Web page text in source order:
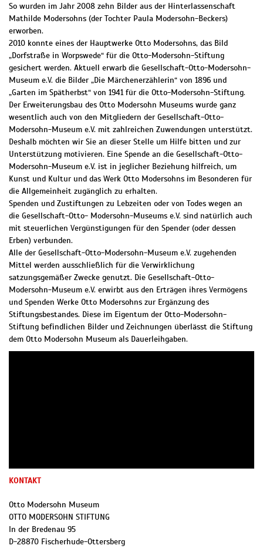
So wurden im Jahr 2008 zehn Bilder aus der Hinterlassenschaft
Mathilde Modersohns (der Tochter Paula Modersohn-Beckers)
erworben.
2010 konnte eines der Hauptwerke Otto Modersohns, das Bild
„Dorfstraße in Worpswede“ für die Otto-Modersohn-Stiftung
gesichert werden. Aktuell erwarb die Gesellschaft-Otto-Modersohn-
Museum e.V. die Bilder „Die Märchenerzählerin“ von 1896 und
„Garten im Spätherbst“ von 1941 für die Otto-Modersohn-Stiftung.
Der Erweiterungsbau des Otto Modersohn Museums wurde ganz
wesentlich auch von den Mitgliedern der Gesellschaft-Otto-
Modersohn-Museum e.V. mit zahlreichen Zuwendungen unterstützt.
Deshalb möchten wir Sie an dieser Stelle um Hilfe bitten und zur
Unterstützung motivieren. Eine Spende an die Gesellschaft-Otto-
Modersohn-Museum e.V. ist in jeglicher Beziehung hilfreich, um
Kunst und Kultur und das Werk Otto Modersohns im Besonderen für
die Allgemeinheit zugänglich zu erhalten.
Spenden und Zustiftungen zu Lebzeiten oder von Todes wegen an
die Gesellschaft-Otto- Modersohn-Museums e.V. sind natürlich auch
mit steuerlichen Vergünstigungen für den Spender (oder dessen
Erben) verbunden.
Alle der Gesellschaft-Otto-Modersohn-Museum e.V. zugehenden
Mittel werden ausschließlich für die Verwirklichung
satzungsgemäßer Zwecke genutzt. Die Gesellschaft-Otto-
Modersohn-Museum e.V. erwirbt aus den Erträgen ihres Vermögens
und Spenden Werke Otto Modersohns zur Ergänzung des
Stiftungsbestandes. Diese im Eigentum der Otto-Modersohn-
Stiftung befindlichen Bilder und Zeichnungen überlässt die Stiftung
dem Otto Modersohn Museum als Dauerleihgaben.
KONTAKT
Otto Modersohn Museum
OTTO MODERSOHN STIFTUNG
In der Bredenau 95
D-28870 Fischerhude-Ottersberg